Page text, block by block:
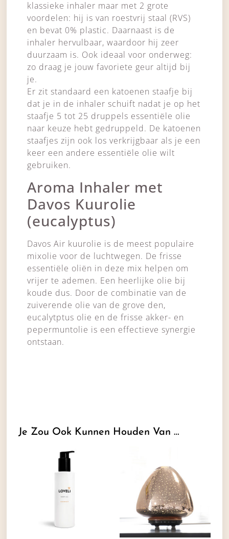
klassieke inhaler maar met 2 grote
voordelen: hij is van roestvrij staal (RVS)
en bevat 0% plastic. Daarnaast is de
inhaler hervulbaar, waardoor hij zeer
duurzaam is. Ook ideaal voor onderweg:
zo draag je jouw favoriete geur altijd bij
je.
Er zit standaard een katoenen staafje bij
dat je in de inhaler schuift nadat je op het
staafje 5 tot 25 druppels essentiële olie
naar keuze hebt gedruppeld. De katoenen
staafjes zijn ook los verkrijgbaar als je een
keer een andere essentiële olie wilt
gebruiken.
Aroma Inhaler met
Davos Kuurolie
(eucalyptus)
Davos Air kuurolie is de meest populaire
mixolie voor de luchtwegen. De frisse
essentiële oliën in deze mix helpen om
vrijer te ademen. Een heerlijke olie bij
koude dus. Door de combinatie van de
zuiverende olie van de grove den,
eucalytptus olie en de frisse akker- en
pepermuntolie is een effectieve synergie
ontstaan.
Je Zou Ook Kunnen Houden Van …